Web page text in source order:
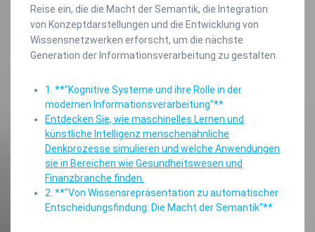
Reise ein, die die Macht der Semantik, die Integration
von Konzeptdarstellungen und die Entwicklung von
Wissensnetzwerken erforscht, um die nächste
Generation der Informationsverarbeitung zu gestalten.
1. **"Kognitive Systeme und ihre Rolle in der
modernen Informationsverarbeitung"**
Entdecken Sie, wie maschinelles Lernen und
künstliche Intelligenz menschenähnliche
Denkprozesse simulieren und welche Anwendungen
sie in Bereichen wie Gesundheitswesen und
Finanzbranche finden.
2. **"Von Wissensrepräsentation zu automatischer
Entscheidungsfindung: Die Macht der Semantik"**